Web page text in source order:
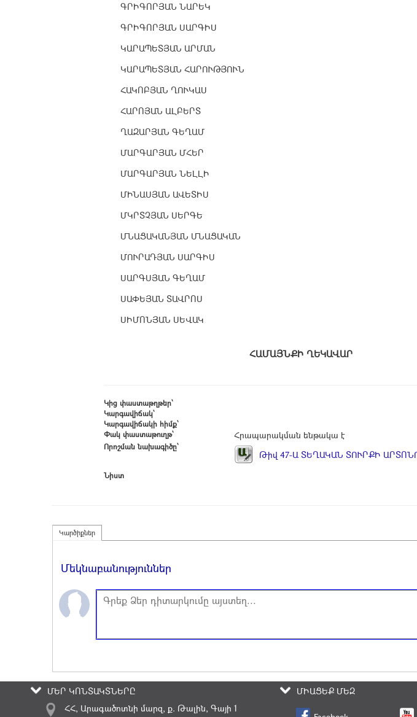
ԳՐԻԳՈՐՅԱՆ ՆԱՐԵԿ
ԳՐԻԳՈՐՅԱՆ ՍԱՐԳԻՍ
ԿԱՐԱՊԵՏՅԱՆ ԱՐՄԱՆ
ԿԱՐԱՊԵՏՅԱՆ ՀԱՐՈՒԹՅՈՒՆ
ՀԱԿՈԲՅԱՆ ՂՈՒԿԱՍ
ՀԱՐՈՅԱՆ ԱԼԲԵՐՏ
ՂԱԶԱՐՅԱՆ ԳԵՂԱՄ
ՄԱՐԳԱՐՅԱՆ ՄՀԵՐ
ՄԱՐԳԱՐՅԱՆ ՆԵԼԼԻ
ՄԻՆԱՍՅԱՆ ԱՎԵՏԻՍ
ՄԿՐՏՉՅԱՆ ՍԵՐԳԵ
ՄՆԱՑԱԿԱՆՅԱՆ ՄՆԱՑԱԿԱՆ
ՄՈՒՐԱԴՅԱՆ ՍԱՐԳԻՍ
ՍԱՐԳՍՅԱՆ ԳԵՂԱՄ
ՍԱՓԵՅԱՆ ՏԱՎՐՈՍ
ՍԻՄՈՆՅԱՆ ՍԵՎԱԿ
ՀԱՄԱՅՆՔԻ
Կից փաստաթղթեր՝
Կարգավիճակ՝
Կարգավիճակի հիմք՝
Փակ փաստաթուղթ՝
Հրապարակման ենթակա է
Որոշման նախագիծը՝
Թիվ 47-Ա ՏԵՂԱԿԱՆ ՏՈՒՐՔԻ
Նիստ
Կարծիքներ
Մեկնաբանություններ
ՄԵՐ ԿՈՆՏԱԿՏՆԵՐԸ ՄԻԱՑԵՔ ՄԵԶ
ՀՀ, Արագածոտնի մարզ, ք. Թալին, Գայի 1